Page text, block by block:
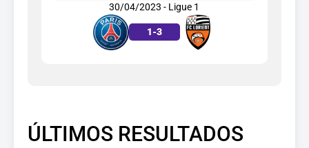
30/04/2023 - Ligue 1
1-3
ÚLTIMOS RESULTADOS